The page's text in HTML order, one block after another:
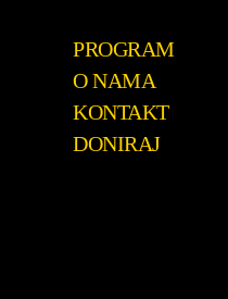
PROGRAM
O NAMA
KONTAKT
DONIRAJ